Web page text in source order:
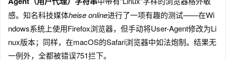
感。知名科技媒体heise online进行了一项有趣的测试——在Wi
ndows系统上使用Firefox浏览器，但手动将User-Agent修改为Li
nux版本；同样，在macOS的Safari浏览器中如法炮制。结果无
一例外，全都被错误751拦下。